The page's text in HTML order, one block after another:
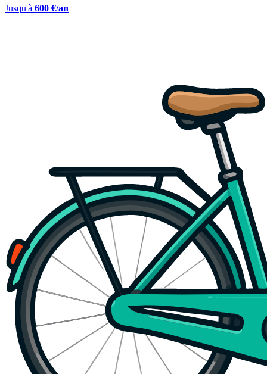
Jusqu'à 600 €/an